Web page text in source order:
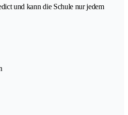
und kann die Schule nur jedem